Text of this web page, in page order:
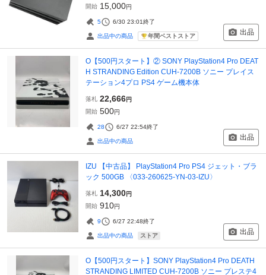
開始 15,000円
5 6/30 23:01終了
出品中の商品 年間ベストストア 出品
O【500円スタート】② SONY PlayStation4 Pro DEAT
H STRANDING Edition CUH-7200B ソニー プレイス
テーション4プロ PS4 ゲーム機本体
落札 22,666円
開始 500円
28 6/27 22:54終了
出品中の商品 出品
IZU 【中古品】 PlayStation4 Pro PS4 ジェット・ブラ
ック 500GB 〈033-260625-YN-03-IZU〉
落札 14,300円
開始 910円
9 6/27 22:48終了
出品中の商品 ストア 出品
O【500円スタート】SONY PlayStation4 Pro DEATH
STRANDING LIMITED CUH-7200B ソニー プレステ4